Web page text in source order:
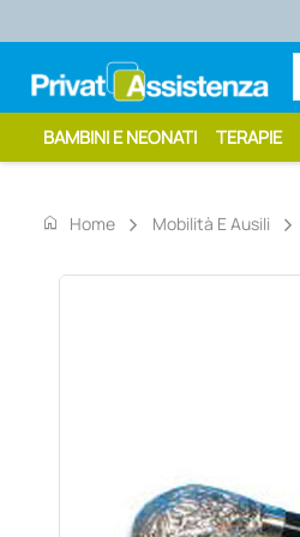
BAMBINI E NEONATI TERAPIE
home Home Mobilità E Ausili